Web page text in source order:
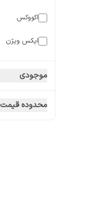
اکووکس
ایکس ویژن
تفال
موجودی
محدوده قیمت